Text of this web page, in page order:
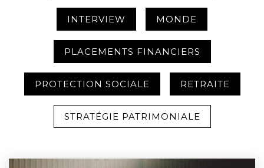
INTERVIEW MONDE
PLACEMENTS FINANCIERS
PROTECTION SOCIALE RETRAITE
STRATÉGIE PATRIMONIALE